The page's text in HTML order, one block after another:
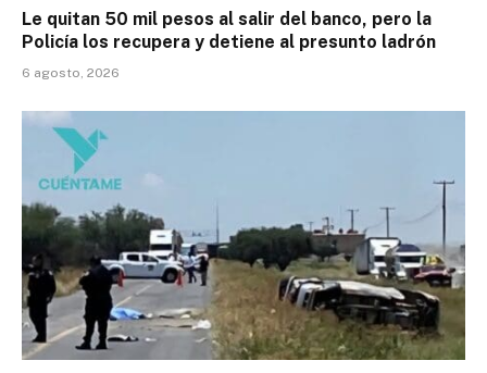
Le quitan 50 mil pesos al salir del banco, pero la
Policía los recupera y detiene al presunto ladrón
6 agosto, 2026